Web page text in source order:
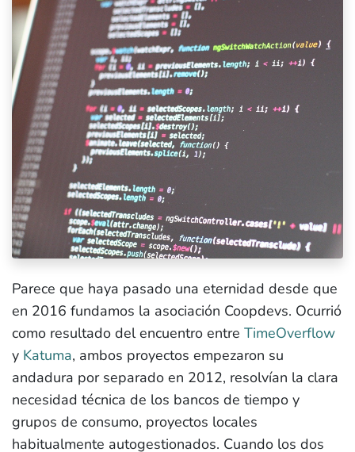
Parece que haya pasado una eternidad desde que
en 2016 fundamos la asociación Coopdevs. Ocurrió
como resultado del encuentro entre TimeOverflow
y Katuma, ambos proyectos empezaron su
andadura por separado en 2012, resolvían la clara
necesidad técnica de los bancos de tiempo y
grupos de consumo, proyectos locales
habitualmente autogestionados. Cuando los dos